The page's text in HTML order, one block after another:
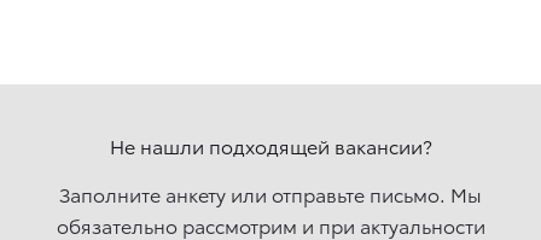
Не нашли подходящей вакансии?
Заполните анкету или отправьте письмо. Мы
обязательно рассмотрим и при актуальности